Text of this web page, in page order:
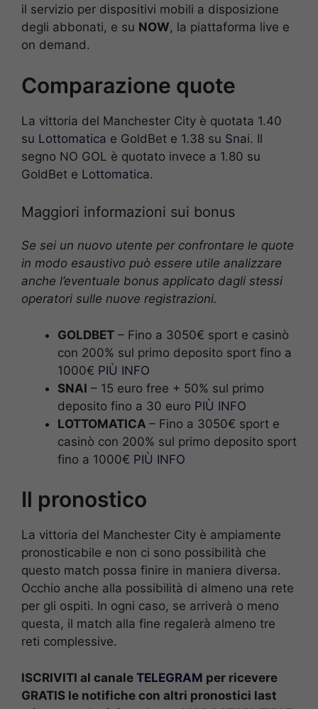
il servizio per dispositivi mobili a disposizione
degli abbonati, e su NOW, la piattaforma live e
on demand.
Comparazione quote
La vittoria del Manchester City è quotata 1.40
su Lottomatica e GoldBet e 1.38 su Snai. Il
segno NO GOL è quotato invece a 1.80 su
GoldBet e Lottomatica.
Maggiori informazioni sui bonus
Se sei un nuovo utente per confrontare le quote
in modo esaustivo può essere utile analizzare
anche l’eventuale bonus applicato dagli stessi
operatori sulle nuove registrazioni.
GOLDBET – Fino a 3050€ sport e casinò
con 200% sul primo deposito sport fino a
1000€ PIÙ INFO
SNAI – 15 euro free + 50% sul primo
deposito fino a 30 euro PIÙ INFO
LOTTOMATICA – Fino a 3050€ sport e
casinò con 200% sul primo deposito sport
fino a 1000€ PIÙ INFO
Il pronostico
La vittoria del Manchester City è ampiamente
pronosticabile e non ci sono possibilità che
questo match possa finire in maniera diversa.
Occhio anche alla possibilità di almeno una rete
per gli ospiti. In ogni caso, se arriverà o meno
questa, il match alla fine regalerà almeno tre
reti complessive.
ISCRIVITI al canale TELEGRAM per ricevere
GRATIS le notifiche con altri pronostici last